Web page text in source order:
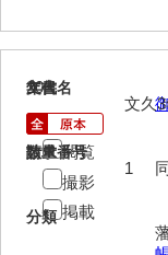
太
布
用
用
20
文書名
請求番号
分類
年代
文久
数量
1
閲覧
撮影
掲載